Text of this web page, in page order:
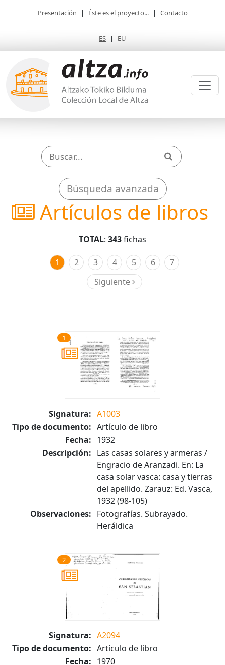
Presentación | Éste es el proyecto... | Contacto
ES | EU
Búsqueda avanzada
Artículos de libros
TOTAL: 343fichas
1 2 3 4 5 6
7
Siguiente
1
Signatura: A1003
Tipo de documento: Artículo de libro
Fecha: 1932
Descripción: Las casas solares y armeras /
Engracio de Aranzadi. En: La
casa solar vasca: casa y tierras
del apellido. Zarauz: Ed. Vasca,
1932 (98-105)
Observaciones: Fotografías. Subrayado.
Heráldica
2
Signatura: A2094
Tipo de documento: Artículo de libro
Fecha: 1970